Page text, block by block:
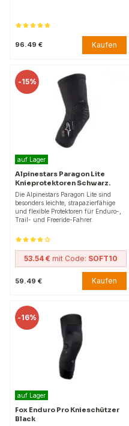
96.49 € Kaufen
-15%
auf Lager
Alpinestars Paragon Lite
Knieprotektoren Schwarz.
Die Alpinestars Paragon Lite sind
besonders leichte, strapazierfähige
und flexible Protektoren für Enduro-,
Trail- und Freeride-Fahrer.
53.54 € mit Code: SOFT10
59.49 € Kaufen
-16%
auf Lager
Fox Enduro Pro Knieschützer
Black